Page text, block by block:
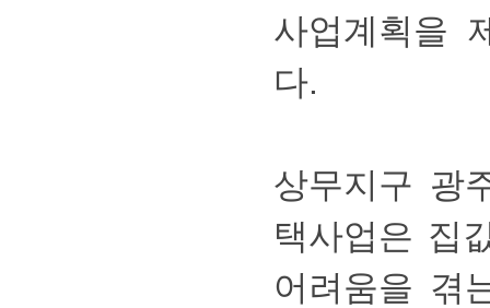
사업계획을
다.
상무지구광
택사업은집
어려움을겪